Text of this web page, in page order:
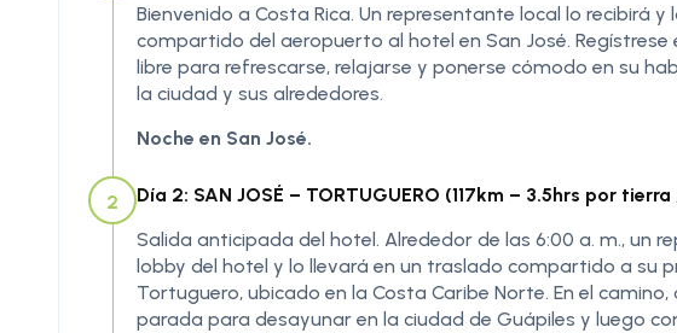
Bienvenido a Costa Rica. Un representante local lo recibirá
compartido del aeropuerto al hotel en San José.
libre para refrescarse, relajarse y ponerse cómodo en su
la ciudad y sus alrededores.
Noche en San José.
2
Día 2: SAN JOSÉ – TORTUGUERO (117km – 3.5hrs por
Salida anticipada del hotel. Alrededor de las 6:00 a. m., un
lobby del hotel y lo llevará en un traslado compartido a su
Tortuguero, ubicado en la Costa Caribe Norte. En el
parada para desayunar en la ciudad de Guápiles y luego